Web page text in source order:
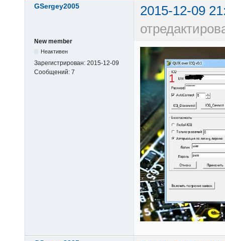
GSergey2005
2015-12-09
New member
Неактивен
Зарегистрирован: 2015-12-09
Сообщений: 7